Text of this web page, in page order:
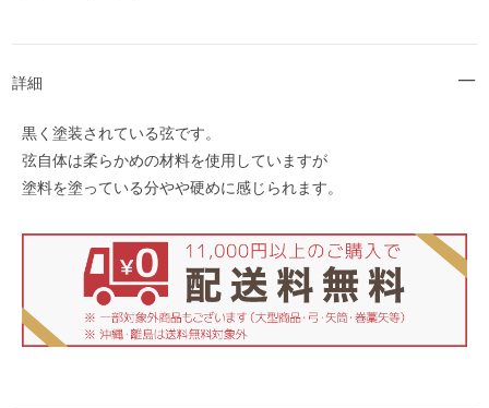
詳細
黒く塗装されている弦です。
弦自体は柔らかめの材料を使用していますが
塗料を塗っている分やや硬めに感じられます。